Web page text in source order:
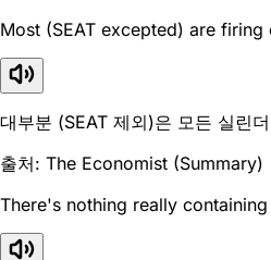
Most (SEAT excepted) are
대부분 (SEAT 제외)은 모든 실린
출처: The Economist (Summary)
There's nothing really